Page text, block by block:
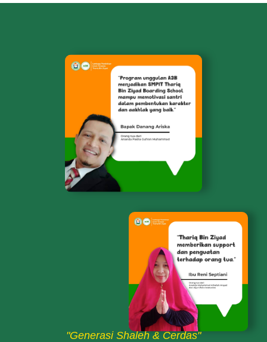
"Generasi Shaleh & Cerdas"